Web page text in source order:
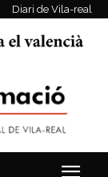
Diari de Vila-real